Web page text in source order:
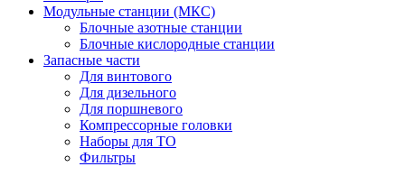
Модульные станции (МКС)
Блочные азотные станции
Блочные кислородные станции
Запасные части
Для винтового
Для дизельного
Для поршневого
Компрессорные головки
Наборы для ТО
Фильтры